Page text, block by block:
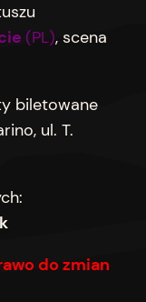
(PL), scena
biletowane
ul. T.
do zmian